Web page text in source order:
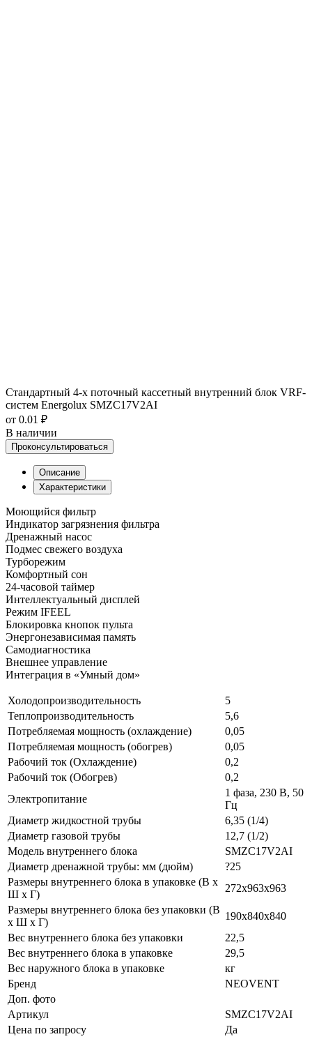
Стандартный 4-х поточный кассетный внутренний блок VRF-
систем Energolux SMZC17V2AI
от 0.01 ₽
В наличии
Проконсультироваться
Описание
Характеристики
Моющийся фильтр
Индикатор загрязнения фильтра
Дренажный насос
Подмес свежего воздуха
Турборежим
Комфортный сон
24-часовой таймер
Интеллектуальный дисплей
Режим IFEEL
Блокировка кнопок пульта
Энергонезависимая память
Самодиагностика
Внешнее управление
Интеграция в «Умный дом»
Холодопроизводительность
5
Теплопроизводительность
5,6
Потребляемая мощность (охлаждение)
0,05
Потребляемая мощность (обогрев)
0,05
Рабочий ток (Охлаждение)
0,2
Рабочий ток (Обогрев)
0,2
Электропитание
1 фаза, 230 В, 50
Гц
Диаметр жидкостной трубы
6,35 (1/4)
Диаметр газовой трубы
12,7 (1/2)
Модель внутреннего блока
SMZC17V2AI
Диаметр дренажной трубы: мм (дюйм)
?25
Размеры внутреннего блока в упаковке (В х
Ш х Г)
272x963x963
Размеры внутреннего блока без упаковки (В
х Ш х Г)
190x840x840
Вес внутреннего блока без упаковки
22,5
Вес внутреннего блока в упаковке
29,5
Вес наружного блока в упаковке
кг
Бренд
NEOVENT
Доп. фото
Артикул
SMZC17V2AI
Цена по запросу
Да